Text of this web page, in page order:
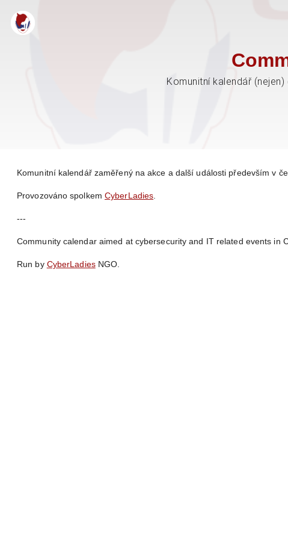
Komunitní kalendář
Komunitní kalendář zaměřený na akce a další události především v
Provozováno spolkem CyberLadies
---
Community calendar aimed at cybersecurity and IT related events in
Run by CyberLadiesNGO.